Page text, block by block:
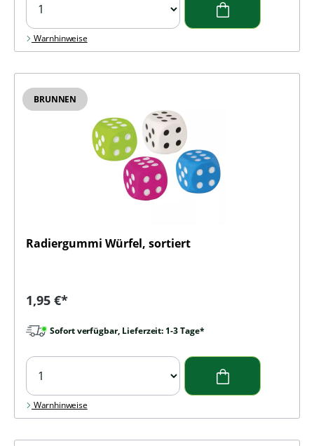
Warnhinweise
BRUNNEN
Radiergummi Würfel, sortiert
Regulärer Preis:
1,95 €*
Sofort verfügbar, Lieferzeit: 1-3 Tage*
Warnhinweise